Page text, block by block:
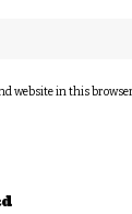
website in this